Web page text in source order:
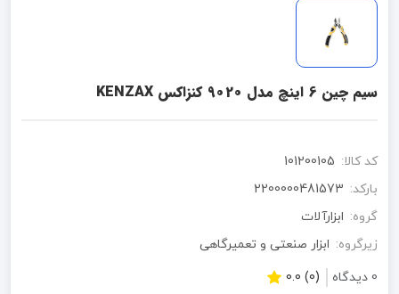
سیم چین 6 اینچ مدل 9020 کنزاکس KENZAX
کد کالا: 101200105
بارکد: 2200000481573
گروه: ابزارآلات
زیرگروه: ابزار صنعتی و تعمیرگاهی
0 دیدگاه
(0) 0.0